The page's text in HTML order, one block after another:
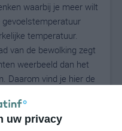
uw privacy
waarbij je meer wilt
temperatuur.
van de bewolking zegt
weerbeeld dan het
Daarom vind je hier de